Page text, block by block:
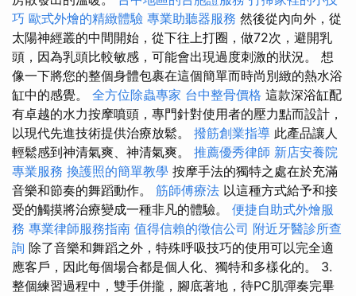
巧 歐式外燴的精緻體驗 專業助聽器服務 然後從內向外，從
太陽神經叢的中間開始，從下往上打圈，做72次，避開乳
頭，因為乳頭比較敏感，可能會出現過度刺激的狀況。 想
像一下將您的整個身體包裹在這個簡單而時尚別緻的熱水浴
缸中的感覺。 全方位除蟲專家 台中整骨價格 這款深浴缸配
有卓越的水力按摩噴頭，專門針對使用者的壓力點而設計，
以現代先進技術提供治療放鬆。 撥筋創業指導 此產品讓人
輕鬆感到神清氣爽、神清氣爽。 推薦優秀律師 新店安養院
專業服務 換護照的簡單教學 按摩手法的獨特之處在於充滿
音樂和節奏的舞蹈動作。 筋師傅療法 以這種方式給予和接
受的觸摸將治療變成一種非凡的體驗。 便捷自助式外燴服
務 專業律師服務指南 值得信賴的徵信公司 附近牙醫診所查
詢 除了音樂和舞蹈之外，特殊呼吸技巧的使用可以完全適
應客戶，因此每個場合都是個人化、獨特和多樣化的。 3.
整個練習過程中，雙手併攏，腳底著地，待PC肌彈奏完畢